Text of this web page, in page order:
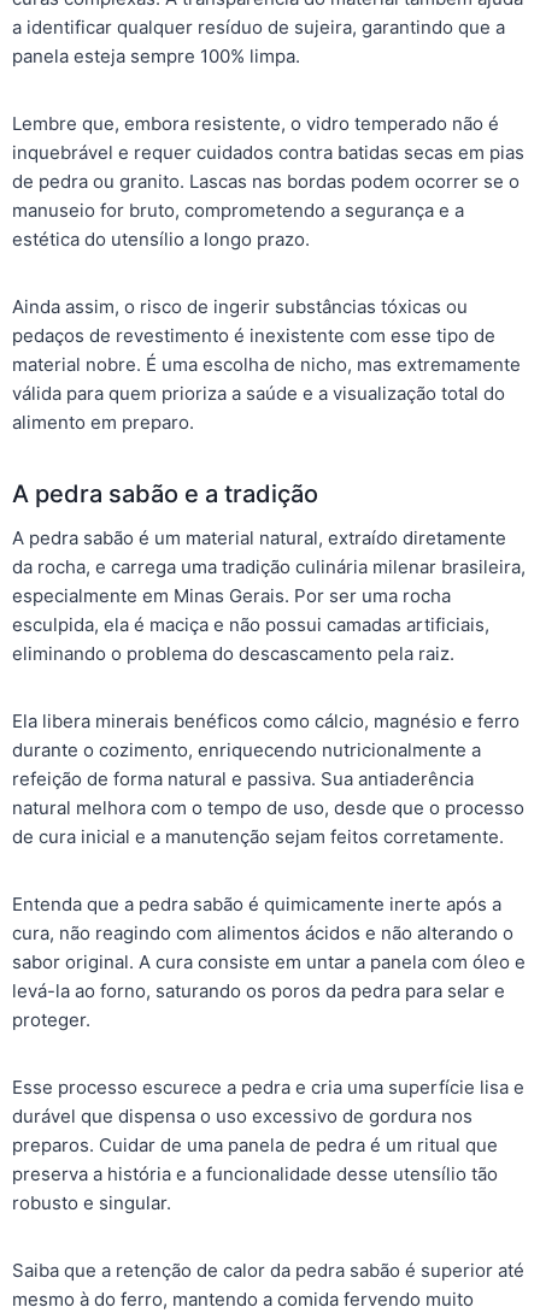
a identificar qualquer resíduo de sujeira, garantindo que a
panela esteja sempre 100% limpa.
Lembre que, embora resistente, o vidro temperado não é
inquebrável e requer cuidados contra batidas secas em pias
de pedra ou granito. Lascas nas bordas podem ocorrer se o
manuseio for bruto, comprometendo a segurança e a
estética do utensílio a longo prazo.
Ainda assim, o risco de ingerir substâncias tóxicas ou
pedaços de revestimento é inexistente com esse tipo de
material nobre. É uma escolha de nicho, mas extremamente
válida para quem prioriza a saúde e a visualização total do
alimento em preparo.
A pedra sabão e a tradição
A pedra sabão é um material natural, extraído diretamente
da rocha, e carrega uma tradição culinária milenar brasileira,
especialmente em Minas Gerais. Por ser uma rocha
esculpida, ela é maciça e não possui camadas artificiais,
eliminando o problema do descascamento pela raiz.
Ela libera minerais benéficos como cálcio, magnésio e ferro
durante o cozimento, enriquecendo nutricionalmente a
refeição de forma natural e passiva. Sua antiaderência
natural melhora com o tempo de uso, desde que o processo
de cura inicial e a manutenção sejam feitos corretamente.
Entenda que a pedra sabão é quimicamente inerte após a
cura, não reagindo com alimentos ácidos e não alterando o
sabor original. A cura consiste em untar a panela com óleo e
levá-la ao forno, saturando os poros da pedra para selar e
proteger.
Esse processo escurece a pedra e cria uma superfície lisa e
durável que dispensa o uso excessivo de gordura nos
preparos. Cuidar de uma panela de pedra é um ritual que
preserva a história e a funcionalidade desse utensílio tão
robusto e singular.
Saiba que a retenção de calor da pedra sabão é superior até
mesmo à do ferro, mantendo a comida fervendo muito